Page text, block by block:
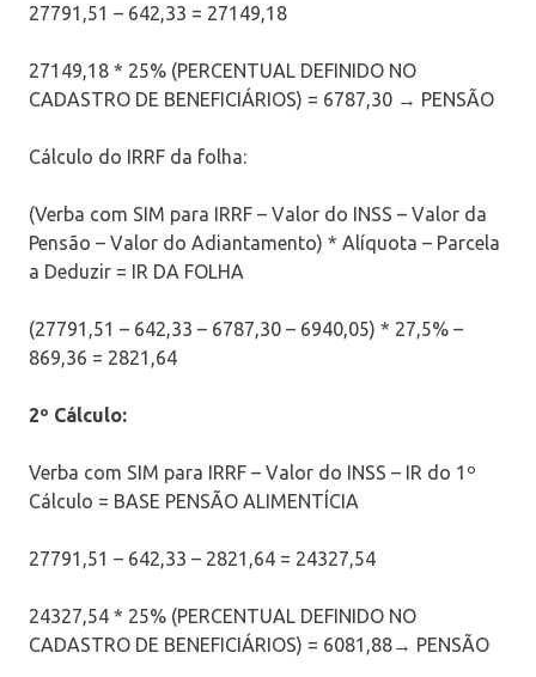
27791,51 – 642,33 = 27149,18
27149,18 * 25% (PERCENTUAL DEFINIDO NO
CADASTRO DE BENEFICIÁRIOS) = 6787,30 → PENSÃO
Cálculo do IRRF da folha:
(Verba com SIM para IRRF – Valor do INSS – Valor da
Pensão – Valor do Adiantamento) * Alíquota – Parcela
a Deduzir = IR DA FOLHA
(27791,51 – 642,33 – 6787,30 – 6940,05) * 27,5% –
869,36 = 2821,64
2º Cálculo:
Verba com SIM para IRRF – Valor do INSS – IR do 1º
Cálculo = BASE PENSÃO ALIMENTÍCIA
27791,51 – 642,33 – 2821,64 = 24327,54
24327,54 * 25% (PERCENTUAL DEFINIDO NO
CADASTRO DE BENEFICIÁRIOS) = 6081,88→ PENSÃO